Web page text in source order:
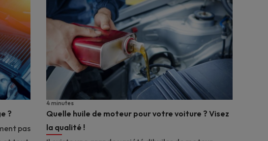
?
pas
Quelle huile de moteur pour votre voiture ? Visez
la qualité !
4 minutes